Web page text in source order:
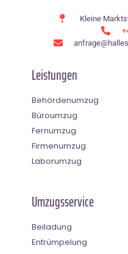
Kleine
Leistungen
Behördenumzug
Büroumzug
Fernumzug
Firmenumzug
Laborumzug
Umzugsservice
Beiladung
Entrümpelung